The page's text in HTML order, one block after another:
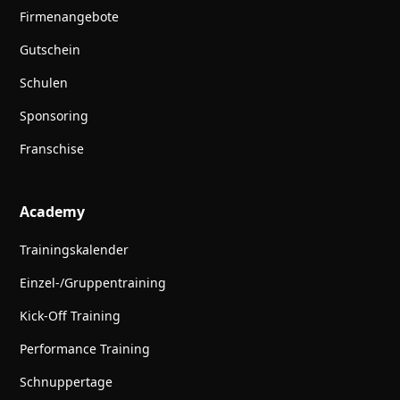
Firmenangebote
Gutschein
Schulen
Sponsoring
Franschise
Academy
Trainingskalender
Einzel-/Gruppentraining
Kick-Off Training
Performance Training
Schnuppertage